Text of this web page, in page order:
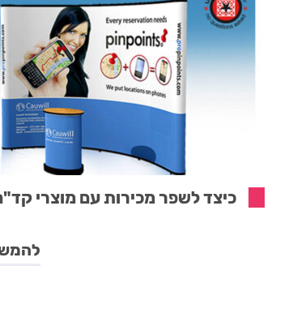
כיצד לשפר מכירות עם מוצרי